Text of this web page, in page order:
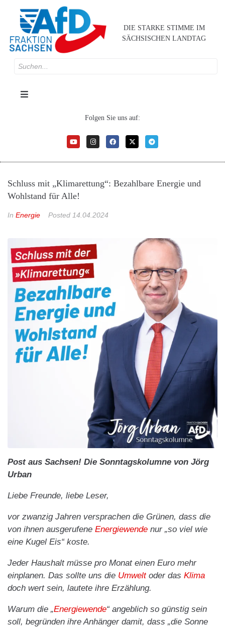
DIE STARKE STIMME IM
SÄCHSISCHEN LANDTAG
Folgen Sie uns auf:
Schluss mit „Klimarettung“: Bezahlbare Energie und
Wohlstand für Alle!
In Energie Posted 14.04.2024
Post aus Sachsen! Die Sonntagskolumne von Jörg
Urban
Liebe Freunde, liebe Leser,
vor zwanzig Jahren versprachen die Grünen, dass die
von ihnen ausgerufene Energiewende nur „so viel wie
eine Kugel Eis“ koste.
Jeder Haushalt müsse pro Monat einen Euro mehr
einplanen. Das sollte uns die Umweltoder das Klima
doch wert sein, lautete ihre Erzählung.
Warum die „Energiewende“ angeblich so günstig sein
soll, begründen ihre Anhänger damit, dass „die Sonne